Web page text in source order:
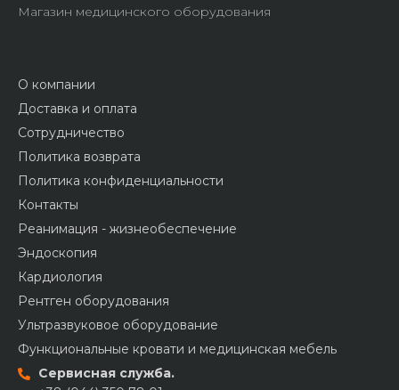
Магазин медицинского оборудования
О компании
Доставка и оплата
Сотрудничество
Политика возврата
Политика конфиденциальности
Контакты
Реанимация - жизнеобеспечение
Эндоскопия
Кардиология
Рентген оборудования
Ультразвуковое оборудование
Функциональные кровати и медицинская мебель
Сервисная служба.